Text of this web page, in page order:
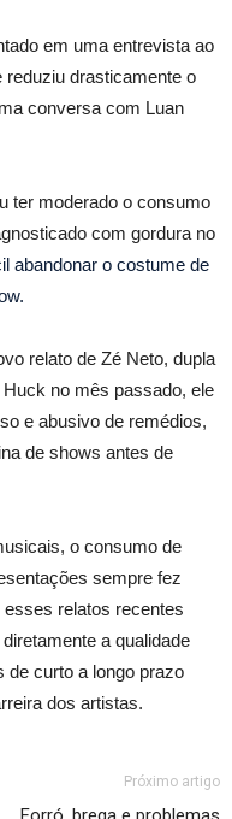
em uma entrevista ao
reduziu drasticamente o
conversa com Luan
ter moderado o consumo
com gordura no
abandonar o costume de
relato de Zé Neto, dupla
no mês passado, ele
e abusivo de remédios,
de shows antes de
o consumo de
sempre fez
relatos recentes
a qualidade
de curto a longo prazo
dos artistas.
Próximo artigo